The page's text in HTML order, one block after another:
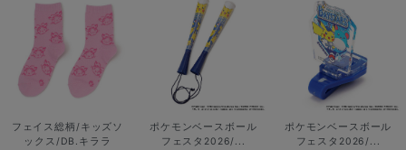
フェイス総柄/キッズソ
ックス/DB.キララ
ポケモンベースボール
フェスタ2026/...
ポケモンベースボール
フェスタ2026/...